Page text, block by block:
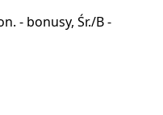
- bonusy, Śr./B -